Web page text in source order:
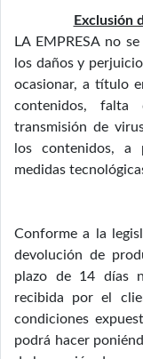
Exclusión
LA EMPRESA no
los daños y
ocasionar, a título
contenidos,
transmisión de
los contenidos, a
medidas
Conforme a la
devolución de
plazo de 14 días
recibida por el
condiciones
podrá hacer